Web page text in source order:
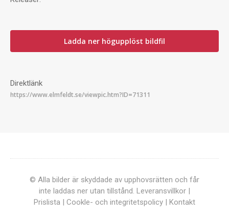
Ladda ner högupplöst bildfil
Direktlänk
© Alla bilder är skyddade av upphovsrätten och får
inte laddas ner utan tillstånd. Leveransvillkor |
Prislista | Cookle- och integritetspolicy | Kontakt